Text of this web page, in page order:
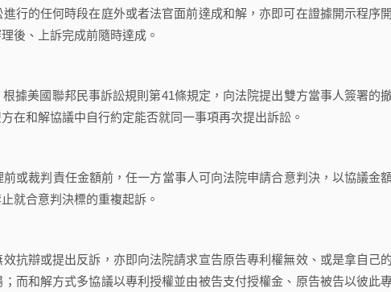
的任何時段在庭外或者法官面前達成和解，亦即可在證據開示程序
後、上訴完成前隨時達成。
美國聯邦民事訴訟規則第41條規定，向法院提出雙方當事人簽署的
在和解協議中自行約定能否就同一事項再次提出訴訟。
裁判責任金額前，任一方當事人可向法院申請合意判決，以協議金
就合意判決標的重複起訴。
辯或提出反訴，亦即向法院請求宣告原告專利權無效、或是拿自己
而和解方式多協議以專利授權並由被告支付授權金、原告被告以彼此專